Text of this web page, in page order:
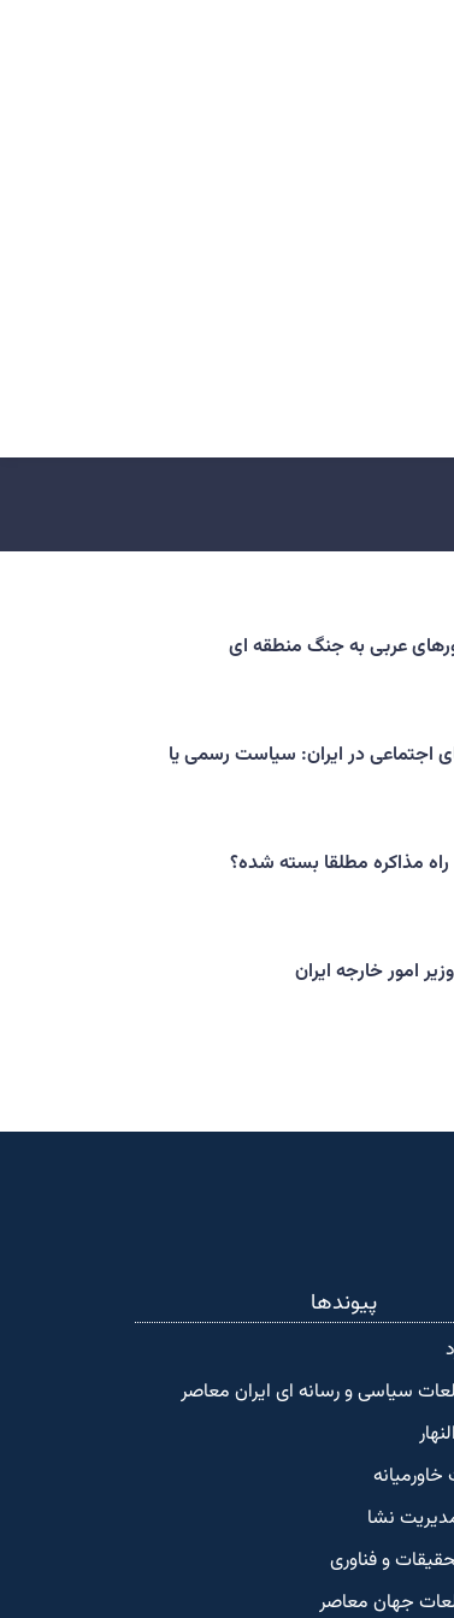
عربی به جنگ منطقه ای
اجتماعی در ایران: سیاست رسمی یا
مذاکره مطلقا بسته شده؟
امور خارجه ایران
پیوندها
سیاسی و رسانه ای ایران معاصر
نشا
و فناوری
جهان معاصر